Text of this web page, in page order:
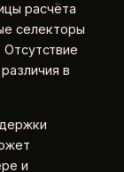
расчёта
селекторы
в
и